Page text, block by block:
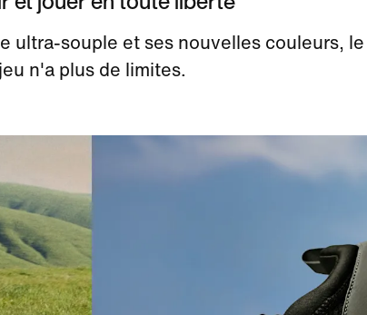
ultra-souple et ses nouvelles couleurs, le
jeu n'a plus de limites.